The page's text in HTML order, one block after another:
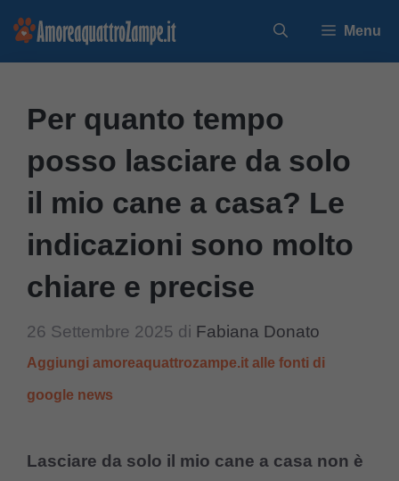
Vai
Menu
Per quanto tempo
posso lasciare da solo
il mio cane a casa? Le
indicazioni sono molto
chiare e precise
26 Settembre 2025 di Fabiana Donato
Aggiungi amoreaquattrozampe.it alle fonti di
google news
Lasciare da solo il mio cane a casa non è